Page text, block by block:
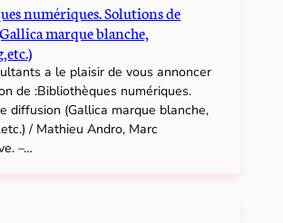
numériques. Solutions de
marque blanche,
a le plaisir de vous annoncer
de :Bibliothèques numériques.
diffusion (Gallica marque blanche,
/ Mathieu Andro, Marc
–…